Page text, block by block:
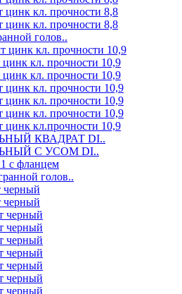
цинк кл. прочности 8,8
цинк кл. прочности 8,8
голов..
цинк кл. прочности 10,9
кл. прочности 10,9
кл. прочности 10,9
цинк кл. прочности 10,9
цинк кл. прочности 10,9
цинк кл. прочности 10,9
цинк кл.прочности 10,9
КВАДРАТ DI..
С УСОМ DI..
c фланцем
голов..
черный
черный
черный
черный
черный
черный
черный
черный
черный